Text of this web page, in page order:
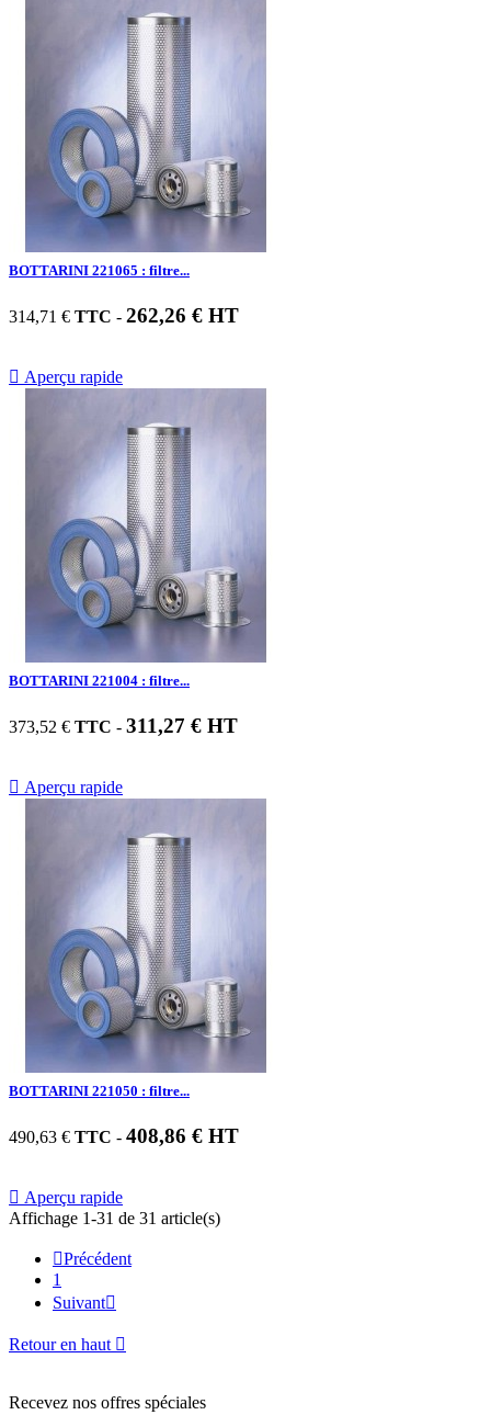
BOTTARINI 221065 : filtre...
314,71 € TTC - 262,26 € HT
 Aperçu rapide
BOTTARINI 221004 : filtre...
373,52 € TTC - 311,27 € HT
 Aperçu rapide
BOTTARINI 221050 : filtre...
490,63 € TTC - 408,86 € HT
 Aperçu rapide
Affichage 1-31 de 31 article(s)
Précédent
1
Suivant
Retour en haut 
Recevez nos offres spéciales